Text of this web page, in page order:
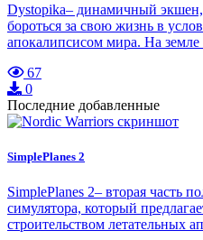
Dystopika– динамичный
бороться за свою жизнь в
апокалипсисом мира. На земле
67
0
Последние добавленные
SimplePlanes 2
SimplePlanes 2– вторая часть
симулятора, который
строительством летательных